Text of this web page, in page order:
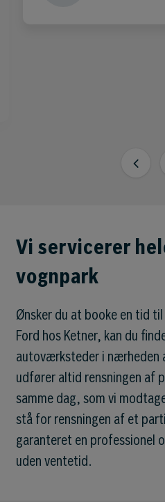
Vi servicerer
vognpark
Ønsker du at booke en tid
Ford hos Ketner, kan du
autoværksteder i nærheden
udfører altid rensningen af
samme dag, som vi
stå for rensningen af et
garanteret en professionel
uden ventetid.